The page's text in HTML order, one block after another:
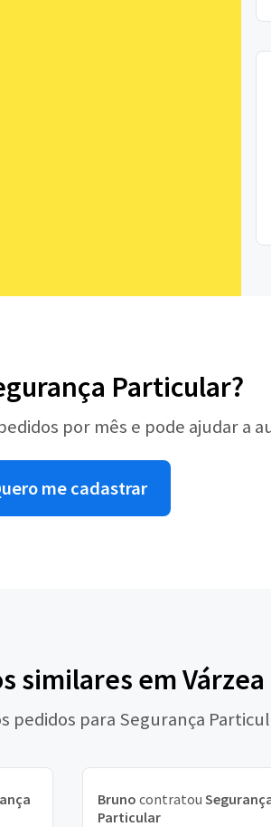
Particular?
por mês e pode ajudar a
me cadastrar
similares em
pedidos para Segurança
Bruno contratou
Particular